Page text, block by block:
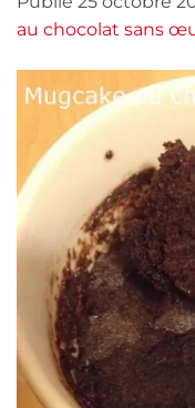
au chocolat sans